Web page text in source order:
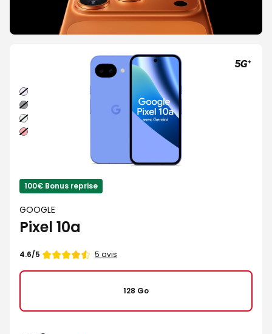
Lavande
Noir
volcanique
Brume
Rouge
framboise
100€ Bonus reprise
GOOGLE
Pixel 10a
Note
4.6/5 5 avis
128 Go